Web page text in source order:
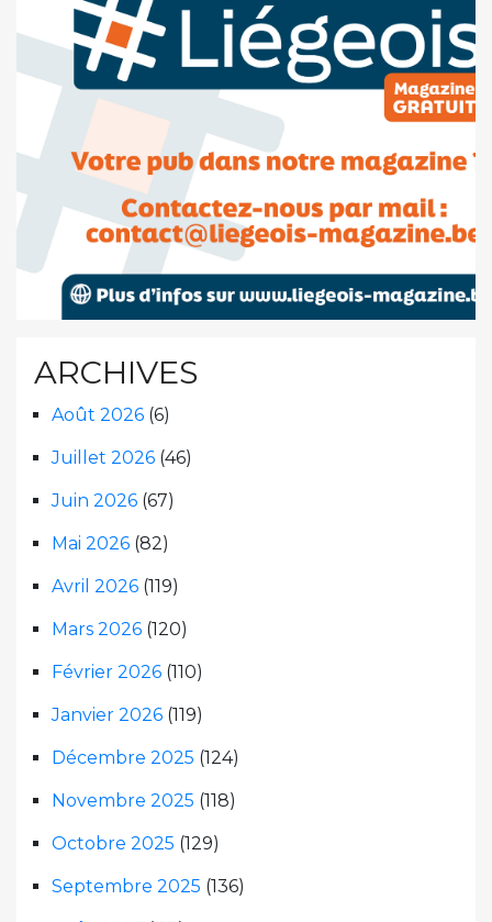
ARCHIVES
Août 2026 (6)
Juillet 2026 (46)
Juin 2026 (67)
Mai 2026 (82)
Avril 2026 (119)
Mars 2026 (120)
Février 2026 (110)
Janvier 2026 (119)
Décembre 2025 (124)
Novembre 2025 (118)
Octobre 2025 (129)
Septembre 2025 (136)